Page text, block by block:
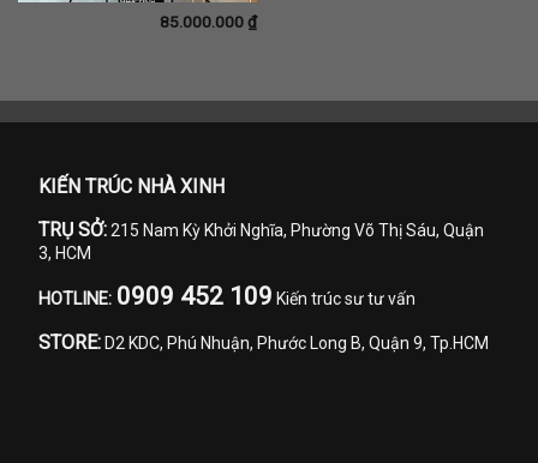
85.000.000₫
multiple
variants.
options
may
chosen
product
KIẾN TRÚC NHÀ XINH
TRỤ SỞ: 215 Nam Kỳ Khởi Nghĩa, Phường Võ Thị Sáu, Quận
3, HCM
HOTLINE: 0909 452 109 Kiến trúc sư tư vấn
STORE: D2 KDC, Phú Nhuận, Phước Long B, Quận 9, Tp.HCM